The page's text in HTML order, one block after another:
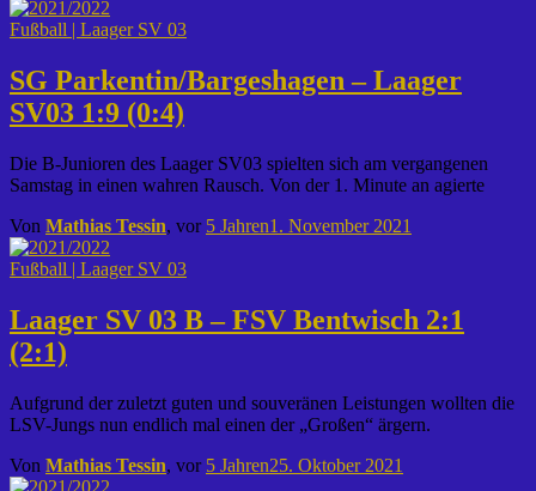
Fußball | Laager SV 03
SG Parkentin/Bargeshagen – Laager
SV03 1:9 (0:4)
Die B-Junioren des Laager SV03 spielten sich am vergangenen
Samstag in einen wahren Rausch. Von der 1. Minute an agierte
Von Mathias Tessin, vor 5 Jahren1. November 2021
Fußball | Laager SV 03
Laager SV 03 B – FSV Bentwisch 2:1
(2:1)
Aufgrund der zuletzt guten und souveränen Leistungen wollten die
LSV-Jungs nun endlich mal einen der „Großen“ ärgern.
Von Mathias Tessin, vor 5 Jahren25. Oktober 2021